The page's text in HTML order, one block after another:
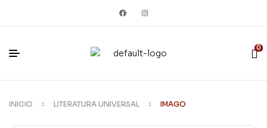
0
INICIO LITERATURA UNIVERSAL IMAGO